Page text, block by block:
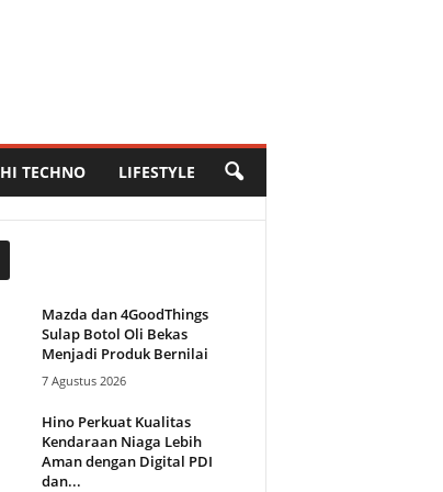
HI TECHNO LIFESTYLE
Mazda dan 4GoodThings
Sulap Botol Oli Bekas
Menjadi Produk Bernilai
7 Agustus 2026
Hino Perkuat Kualitas
Kendaraan Niaga Lebih
Aman dengan Digital PDI
dan...